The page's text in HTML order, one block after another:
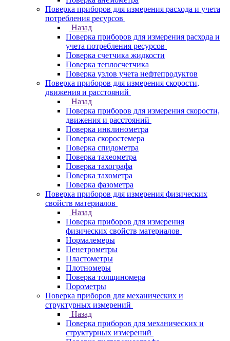
Поверка приборов для измерения расхода и учета
потребления ресурсов
Назад
Поверка приборов для измерения расхода и
учета потребления ресурсов
Поверка счетчика жидкости
Поверка теплосчетчика
Поверка узлов учета нефтепродуктов
Поверка приборов для измерения скорости,
движения и расстояний
Назад
Поверка приборов для измерения скорости,
движения и расстояний
Поверка инклинометра
Поверка скоростемера
Поверка спидометра
Поверка тахеометра
Поверка тахографа
Поверка тахометра
Поверка фазометра
Поверка приборов для измерения физических
свойств материалов
Назад
Поверка приборов для измерения
физических свойств материалов
Нормалемеры
Пенетрометры
Пластометры
Плотномеры
Поверка толщиномера
Порометры
Поверка приборов для механических и
структурных измерений
Назад
Поверка приборов для механических и
структурных измерений